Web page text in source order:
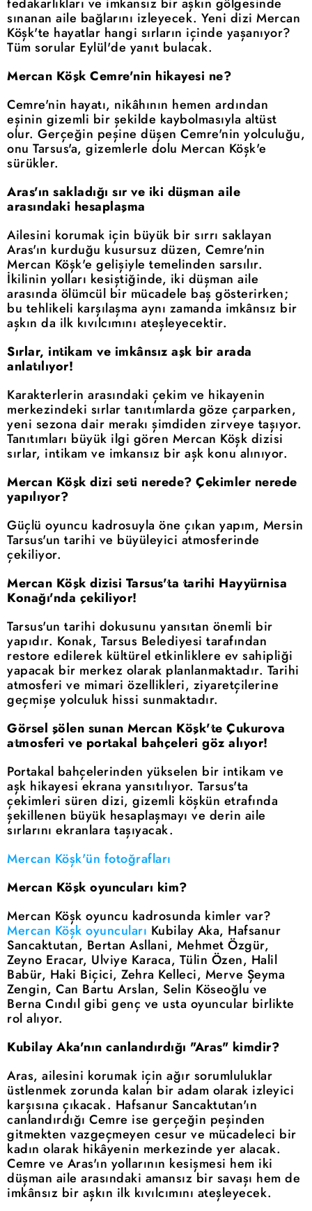
sınanan aile bağlarını izleyecek. Yeni dizi Mercan
Köşk'te hayatlar hangi sırların içinde yaşanıyor?
Tüm sorular Eylül'de yanıt bulacak.
Mercan Köşk Cemre'nin hikayesi ne?
Cemre'nin hayatı, nikâhının hemen ardından
eşinin gizemli bir şekilde kaybolmasıyla altüst
olur. Gerçeğin peşine düşen Cemre'nin yolculuğu,
onu Tarsus'a, gizemlerle dolu Mercan Köşk'e
sürükler.
Aras'ın sakladığı sır ve iki düşman aile
arasındaki hesaplaşma
Ailesini korumak için büyük bir sırrı saklayan
Aras'ın kurduğu kusursuz düzen, Cemre'nin
Mercan Köşk'e gelişiyle temelinden sarsılır.
İkilinin yolları kesiştiğinde, iki düşman aile
arasında ölümcül bir mücadele baş gösterirken;
bu tehlikeli karşılaşma aynı zamanda imkânsız bir
aşkın da ilk kıvılcımını ateşleyecektir.
Sırlar, intikam ve imkânsız aşk bir arada
anlatılıyor!
Karakterlerin arasındaki çekim ve hikayenin
merkezindeki sırlar tanıtımlarda göze çarparken,
yeni sezona dair merakı şimdiden zirveye taşıyor.
Tanıtımları büyük ilgi gören Mercan Köşk dizisi
sırlar, intikam ve imkansız bir aşk konu alınıyor.
Mercan Köşk dizi seti nerede? Çekimler nerede
yapılıyor?
Güçlü oyuncu kadrosuyla öne çıkan yapım, Mersin
Tarsus'un tarihi ve büyüleyici atmosferinde
çekiliyor.
Mercan Köşk dizisi Tarsus'ta tarihi Hayyürnisa
Konağı'nda çekiliyor!
Tarsus'un tarihi dokusunu yansıtan önemli bir
yapıdır. Konak, Tarsus Belediyesi tarafından
restore edilerek kültürel etkinliklere ev sahipliği
yapacak bir merkez olarak planlanmaktadır. Tarihi
atmosferi ve mimari özellikleri, ziyaretçilerine
geçmişe yolculuk hissi sunmaktadır.
Görsel şölen sunan Mercan Köşk'te Çukurova
atmosferi ve portakal bahçeleri göz alıyor!
Portakal bahçelerinden yükselen bir intikam ve
aşk hikayesi ekrana yansıtılıyor. Tarsus'ta
çekimleri süren dizi, gizemli köşkün etrafında
şekillenen büyük hesaplaşmayı ve derin aile
sırlarını ekranlara taşıyacak.
Mercan Köşk'ün fotoğrafları
Mercan Köşk oyuncuları kim?
Mercan Köşk oyuncu kadrosunda kimler var?
Mercan Köşk oyuncuları Kubilay Aka, Hafsanur
Sancaktutan, Bertan Asllani, Mehmet Özgür,
Zeyno Eracar, Ulviye Karaca, Tülin Özen, Halil
Babür, Haki Biçici, Zehra Kelleci, Merve Şeyma
Zengin, Can Bartu Arslan, Selin Köseoğlu ve
Berna Cındıl gibi genç ve usta oyuncular birlikte
rol alıyor.
Kubilay Aka'nın canlandırdığı "Aras" kimdir?
Aras, ailesini korumak için ağır sorumluluklar
üstlenmek zorunda kalan bir adam olarak izleyici
karşısına çıkacak. Hafsanur Sancaktutan'ın
canlandırdığı Cemre ise gerçeğin peşinden
gitmekten vazgeçmeyen cesur ve mücadeleci bir
kadın olarak hikâyenin merkezinde yer alacak.
Cemre ve Aras'ın yollarının kesişmesi hem iki
düşman aile arasındaki amansız bir savaşı hem de
imkânsız bir aşkın ilk kıvılcımını ateşleyecek.